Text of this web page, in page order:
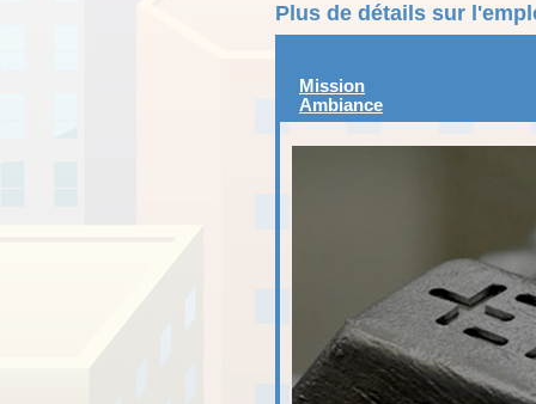
Plus de détails sur
Mission
Ambiance